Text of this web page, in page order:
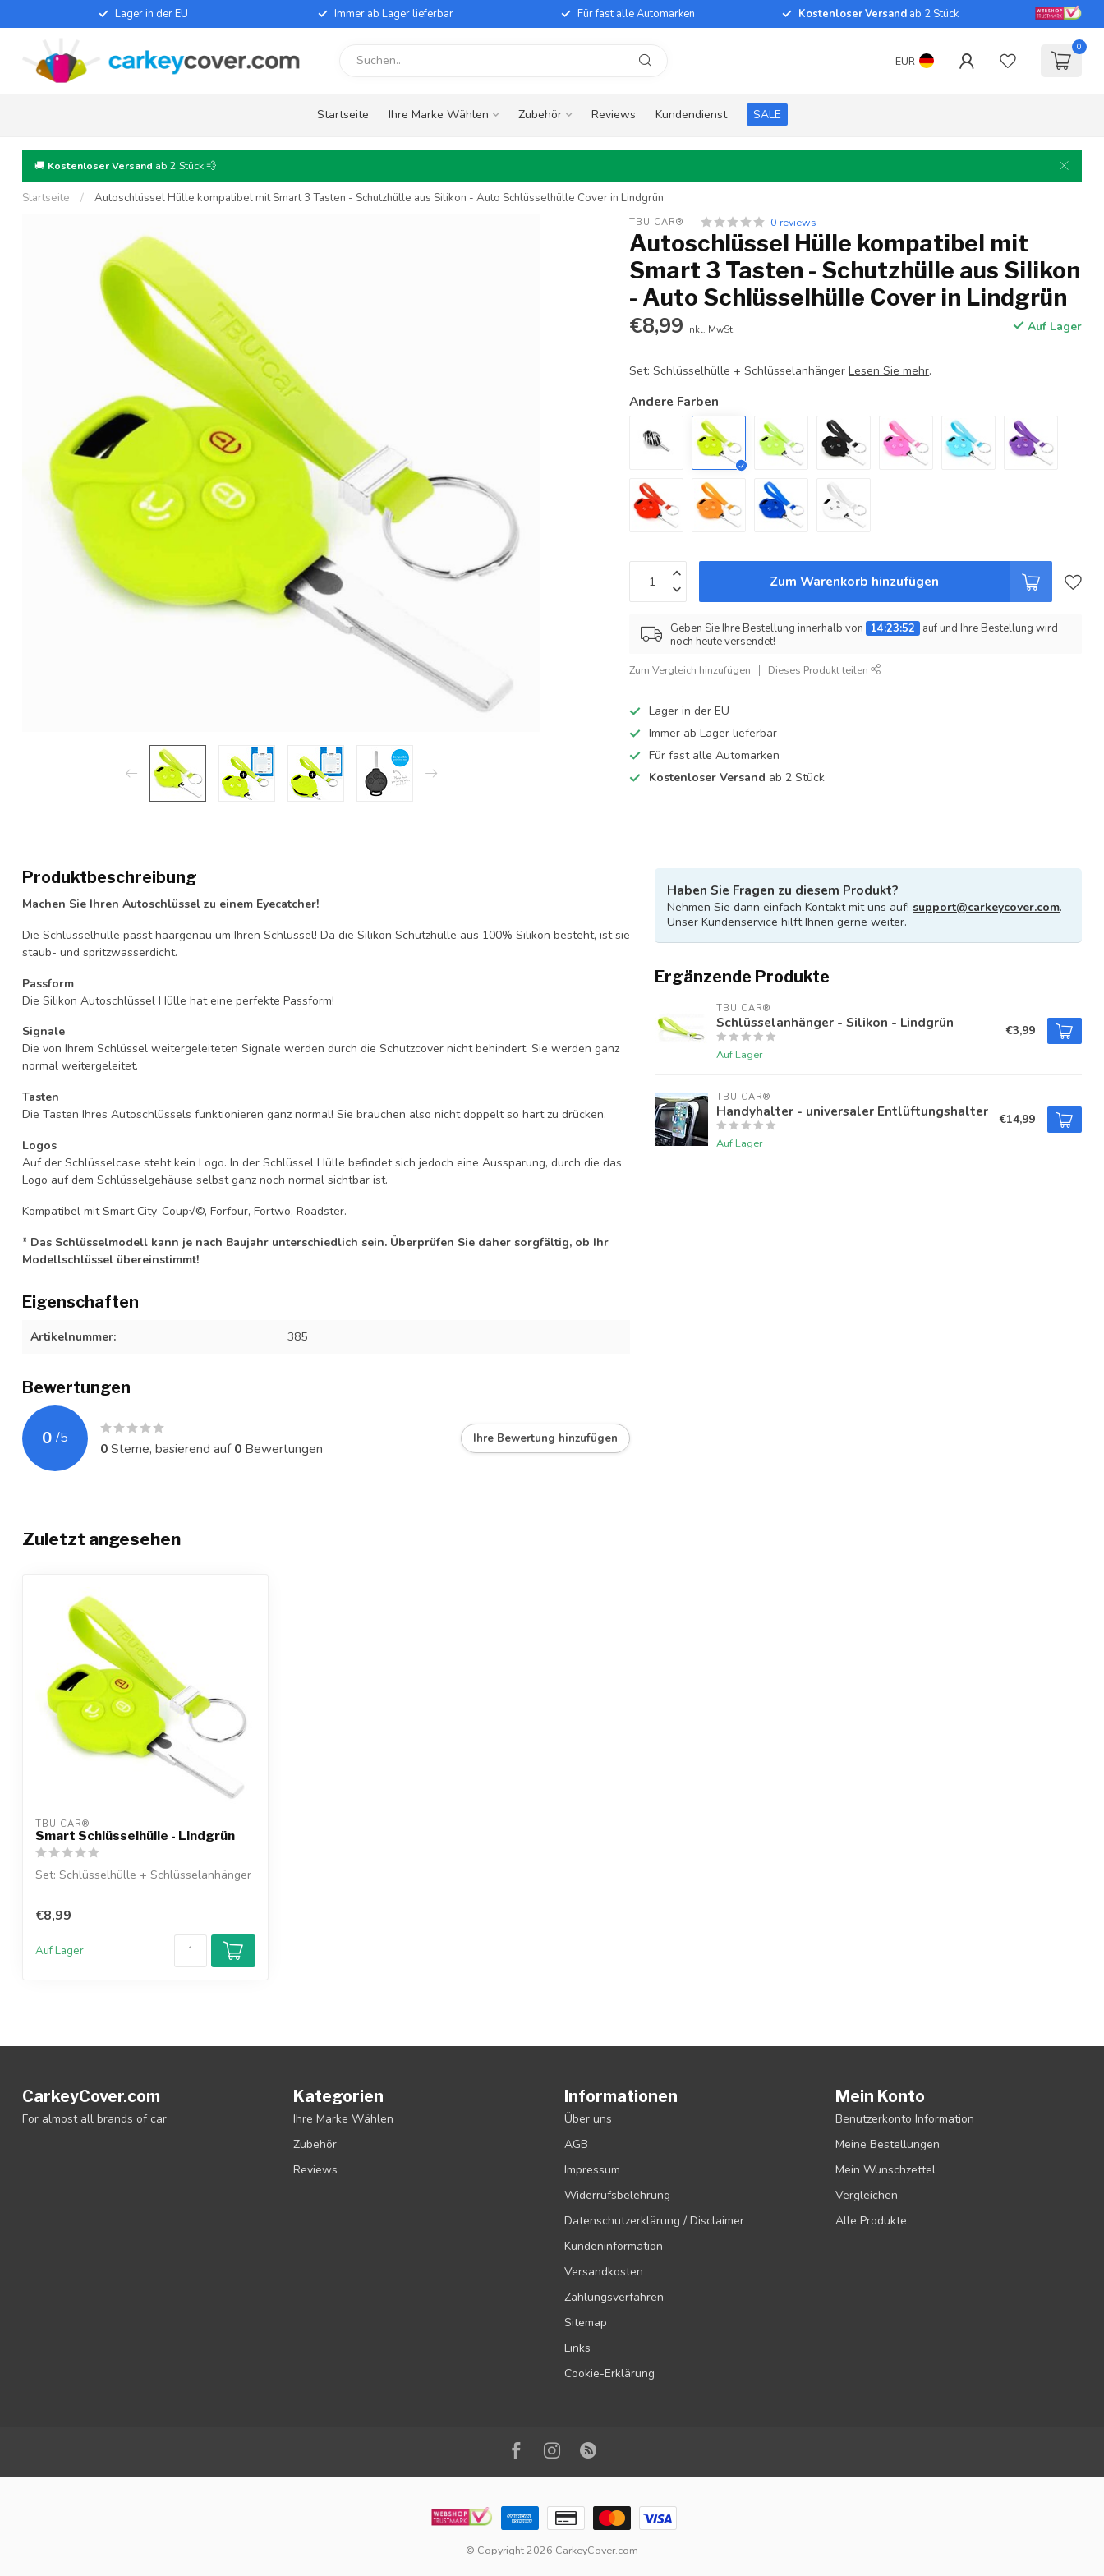
Lager in der EU Immer ab Lager lieferbar Für fast alle Automarken Kostenloser Versand ab 2 Stück
EUR
0
Startseite Ihre Marke Wählen Zubehör Reviews Kundendienst SALE
🚚 Kostenloser Versand ab 2 Stück 💨
Startseite / Autoschlüssel Hülle kompatibel mit Smart 3 Tasten - Schutzhülle aus Silikon - Auto Schlüsselhülle Cover in Lindgrün
TBU CAR® 0 reviews
Autoschlüssel Hülle kompatibel mit
Smart 3 Tasten - Schutzhülle aus Silikon
- Auto Schlüsselhülle Cover in Lindgrün
€8,99 Inkl. MwSt. Auf Lager
Set: Schlüsselhülle + SchlüsselanhängerLesen Sie mehr.
Andere Farben
Zum Warenkorb hinzufügen
Geben Sie Ihre Bestellung innerhalb von 14:23:51
auf und Ihre Bestellung wird
noch heute versendet!
Zum Vergleich hinzufügen Dieses Produkt teilen
Lager in der EU
Immer ab Lager lieferbar
Für fast alle Automarken
Kostenloser Versand ab 2 Stück
Produktbeschreibung
Machen Sie Ihren Autoschlüssel zu einem Eyecatcher!
Die Schlüsselhülle passt haargenau um Ihren Schlüssel! Da die Silikon Schutzhülle aus 100% Silikon besteht, ist sie
staub- und spritzwasserdicht.
Passform
Die Silikon Autoschlüssel Hülle hat eine perfekte Passform!
Signale
Die von Ihrem Schlüssel weitergeleiteten Signale werden durch die Schutzcover nicht behindert. Sie werden ganz
normal weitergeleitet.
Tasten
Die Tasten Ihres Autoschlüssels funktionieren ganz normal! Sie brauchen also nicht doppelt so hart zu drücken.
Logos
Auf der Schlüsselcase steht kein Logo. In der Schlüssel Hülle befindet sich jedoch eine Aussparung, durch die das
Logo auf dem Schlüsselgehäuse selbst ganz noch normal sichtbar ist.
Kompatibel mit Smart City-Coup√©, Forfour, Fortwo, Roadster.
* Das Schlüsselmodell kann je nach Baujahr unterschiedlich sein. Überprüfen Sie daher sorgfältig, ob Ihr
Modellschlüssel übereinstimmt!
Eigenschaften
Artikelnummer: 385
Bewertungen
0 /5
0Sterne, basierend auf0 Bewertungen
Ihre Bewertung hinzufügen
Haben Sie Fragen zu diesem Produkt?
Nehmen Sie dann einfach Kontakt mit uns auf! support@carkeycover.com.
Unser Kundenservice hilft Ihnen gerne weiter.
Ergänzende Produkte
TBU CAR®
Schlüsselanhänger - Silikon - Lindgrün
Auf Lager
€3,99
TBU CAR®
Handyhalter - universaler Entlüftungshalter
Auf Lager
€14,99
Zuletzt angesehen
TBU CAR®
Smart Schlüsselhülle - Lindgrün
Set: Schlüsselhülle + Schlüsselanhänger
€8,99
Auf Lager
CarkeyCover.com
For almost all brands of car
Kategorien
Ihre Marke Wählen
Zubehör
Reviews
Informationen
Über uns
AGB
Impressum
Widerrufsbelehrung
Datenschutzerklärung / Disclaimer
Kundeninformation
Versandkosten
Zahlungsverfahren
Sitemap
Links
Cookie-Erklärung
Mein Konto
Benutzerkonto Information
Meine Bestellungen
Mein Wunschzettel
Vergleichen
Alle Produkte
© Copyright 2026 CarkeyCover.com